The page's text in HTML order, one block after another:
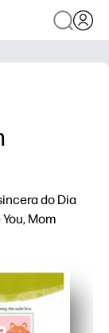
do Dia
Mom
imprimir em
uma atividade
mensagem,